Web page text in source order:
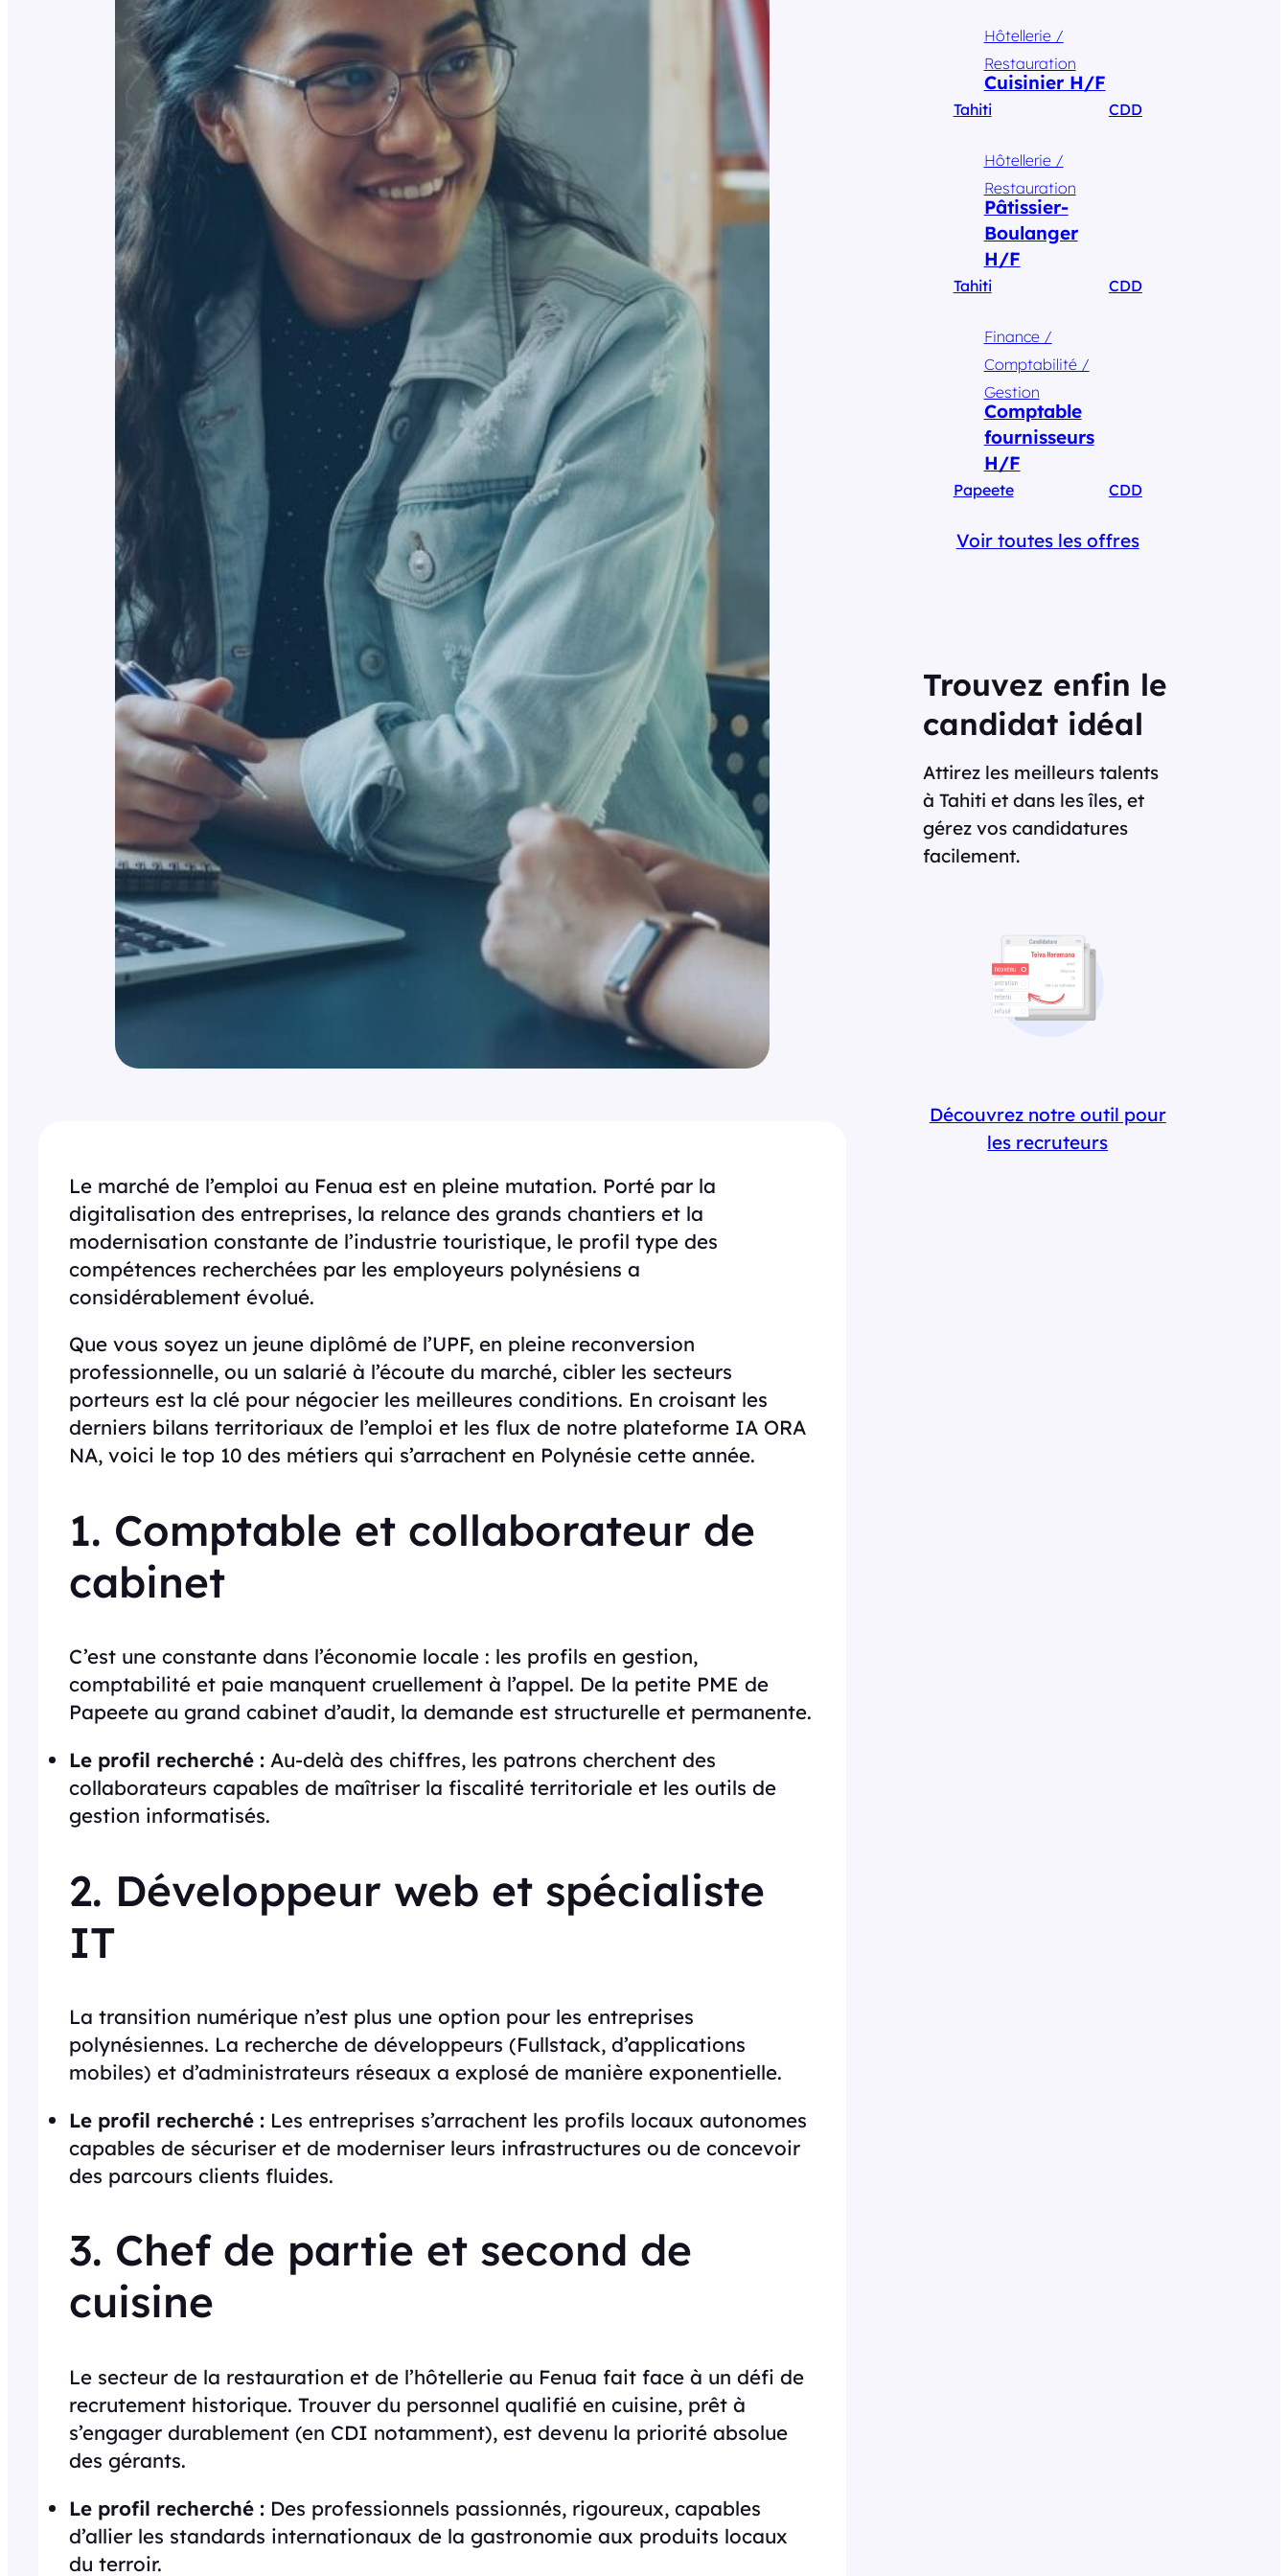
Le marché de l’emploi au Fenua est en pleine mutation. Porté par la
digitalisation des entreprises, la relance des grands chantiers et la
modernisation constante de l’industrie touristique, le profil type des
compétences recherchées par les employeurs polynésiens a
considérablement évolué.
Que vous soyez un jeune diplômé de l’UPF, en pleine reconversion
professionnelle, ou un salarié à l’écoute du marché, cibler les secteurs
porteurs est la clé pour négocier les meilleures conditions. En croisant les
derniers bilans territoriaux de l’emploi et les flux de notre plateforme IA ORA
NA, voici le top 10 des métiers qui s’arrachent en Polynésie cette année.
1. Comptable et collaborateur de
cabinet
C’est une constante dans l’économie locale : les profils en gestion,
comptabilité et paie manquent cruellement à l’appel. De la petite PME de
Papeete au grand cabinet d’audit, la demande est structurelle et permanente.
Le profil recherché : Au-delà des chiffres, les patrons cherchent des
collaborateurs capables de maîtriser la fiscalité territoriale et les outils de
gestion informatisés.
2. Développeur web et spécialiste
IT
La transition numérique n’est plus une option pour les entreprises
polynésiennes. La recherche de développeurs (Fullstack, d’applications
mobiles) et d’administrateurs réseaux a explosé de manière exponentielle.
Le profil recherché : Les entreprises s’arrachent les profils locaux autonomes
capables de sécuriser et de moderniser leurs infrastructures ou de concevoir
des parcours clients fluides.
3. Chef de partie et second de
cuisine
Le secteur de la restauration et de l’hôtellerie au Fenua fait face à un défi de
recrutement historique. Trouver du personnel qualifié en cuisine, prêt à
s’engager durablement (en CDI notamment), est devenu la priorité absolue
des gérants.
Le profil recherché : Des professionnels passionnés, rigoureux, capables
d’allier les standards internationaux de la gastronomie aux produits locaux
du terroir.
Hôtellerie /
Restauration
Cuisinier H/F
Tahiti CDD
Hôtellerie /
Restauration
Pâtissier-
Boulanger
H/F
Tahiti CDD
Finance /
Comptabilité /
Gestion
Comptable
fournisseurs
H/F
Papeete CDD
Voir toutes les offres
Trouvez enfin le
candidat idéal
Attirez les meilleurs talents
à Tahiti et dans les îles, et
gérez vos candidatures
facilement.
Découvrez notre outil pour
les recruteurs